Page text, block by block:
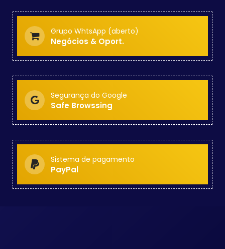
Grupo WhtsApp (aberto)
Negócios & Oport.
Segurança do Google
Safe Browssing
Sistema de pagamento
PayPal